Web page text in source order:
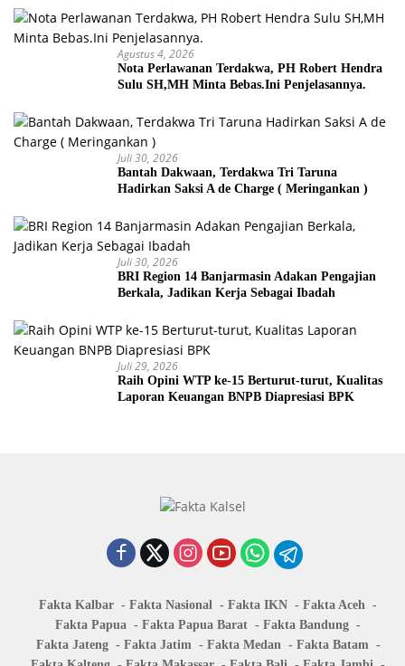
Agustus 4, 2026
Nota Perlawanan Terdakwa, PH Robert Hendra
Sulu SH,MH Minta Bebas.Ini Penjelasannya.
Juli 30, 2026
Bantah Dakwaan, Terdakwa Tri Taruna
Hadirkan Saksi A de Charge ( Meringankan )
Juli 30, 2026
BRI Region 14 Banjarmasin Adakan Pengajian
Berkala, Jadikan Kerja Sebagai Ibadah
Juli 29, 2026
Raih Opini WTP ke-15 Berturut-turut, Kualitas
Laporan Keuangan BNPB Diapresiasi BPK
Fakta Kalbar Fakta Nasional Fakta IKN
Fakta Aceh
Fakta Papua
Fakta Papua Barat
Fakta Bandung
Fakta Jateng
Fakta Jatim Fakta Medan
Fakta Batam